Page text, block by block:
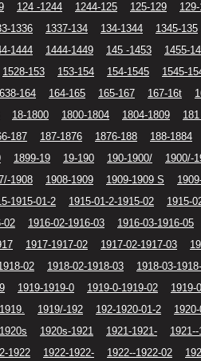
124 -1244 1244-125 125-129
1336 1337-134 134-1344 1345-135
1444 1444-1449 145 -1453 1455-
1528-153 153-154 154-1545 1545-
164 164-165 165-167 167-16t
18-1800 1800-1804 1804-1809
187 187-1876 1876-188 188-1884
1899-19 19-190 190-1900/ 1900/-
1908 1908-1909 1909-1909 S
1915-01-2 1915-01-2-1915-02 1915-
02 1916-02-1916-03 1916-03-1916-05
1917-1917-02 1917-02-1917-03
02 1918-02-1918-03 1918-03-
1919-1919-0 1919-0-1919-02 1919-
1919/-192 192-1920-01-2
1920s-1921 1921-1921-
1922 1922-1922- 1922--1922-02